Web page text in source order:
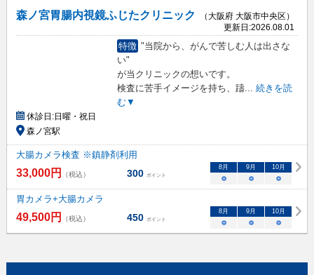
森ノ宮胃腸内視鏡ふじたクリニック
（大阪府 大阪市中央区）
更新日:2026.08.01
特徴 "当院から、がんで苦しむ人は出さな
い"
が当クリニックの想いです。
検査に苦手イメージを持ち、躊...
続きを読
む▼
休診日:日曜・祝日
森ノ宮駅
大腸カメラ検査 ※鎮静剤利用
33,000円 （税込） 300 ポイント
8 月 9 月 10月
○ ○ ○
胃カメラ+大腸カメラ
49,500円 （税込） 450 ポイント
8 月 9 月 10月
○ ○ ○